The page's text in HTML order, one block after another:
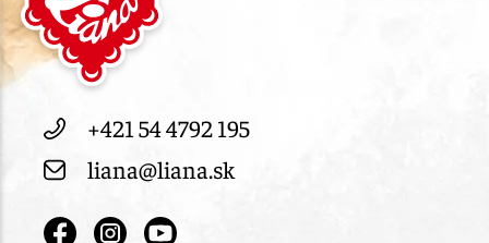
+421 54 4792 195
liana@liana.sk